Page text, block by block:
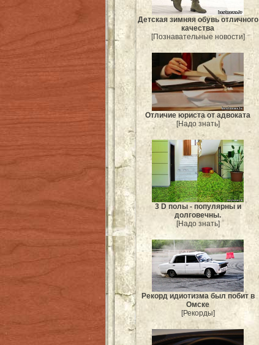
Детская зимняя обувь отличного
качества
[Познавательные новости]
Отличие юриста от адвоката
[Надо знать]
3 D полы - популярны и
долговечны.
[Надо знать]
Рекорд идиотизма был побит в
Омске
[Рекорды]